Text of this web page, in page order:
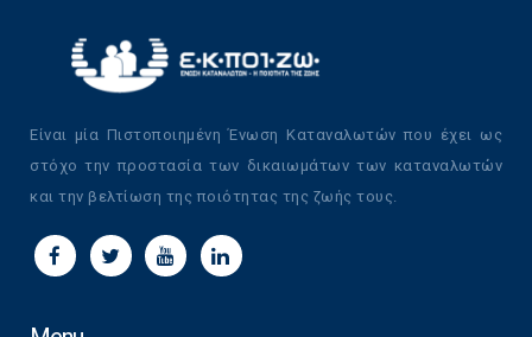
Είναι μία Πιστοποιημένη Ένωση Καταναλωτών που έχει ως
στόχο την προστασία των δικαιωμάτων των καταναλωτών
και την βελτίωση της ποιότητας της ζωής τους.